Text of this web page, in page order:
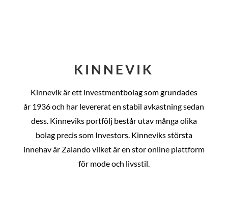
KINNEVIK
Kinnevik är ett investmentbolag som grundades
år 1936 och har levererat en stabil avkastning sedan
dess. Kinneviks portfölj består utav många olika
bolag precis som Investors. Kinneviks största
innehav är Zalando vilket är en stor online plattform
för mode och livsstil.